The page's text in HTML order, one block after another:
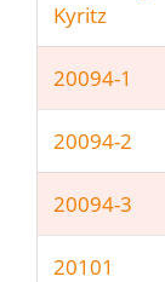
Kyritz
20094-1
20094-2
20094-3
20101